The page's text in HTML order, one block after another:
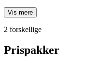
Vis mere
2 forskellige
Prispakker